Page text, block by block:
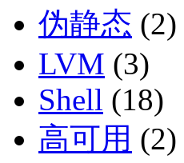
伪静态 (2)
LVM (3)
Shell (18)
高可用 (2)